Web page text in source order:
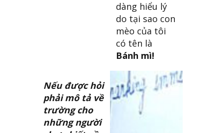
dàng hiểu lý
do tại sao con
mèo của tôi
có tên là
Bánh mì!
Nếu được hỏi
phải mô tả về
trường cho
những người